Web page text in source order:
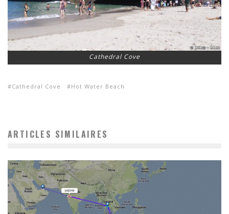
Cathedral Cove
Cathedral Cove Hot Water Beach
ARTICLES SIMILAIRES